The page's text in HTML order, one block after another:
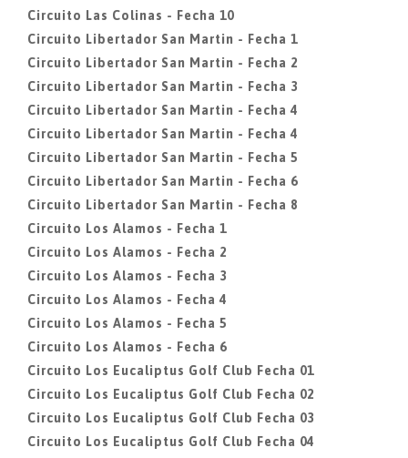
Circuito Las Colinas - Fecha 10
Circuito Libertador San Martin - Fecha 1
Circuito Libertador San Martin - Fecha 2
Circuito Libertador San Martin - Fecha 3
Circuito Libertador San Martin - Fecha 4
Circuito Libertador San Martin - Fecha 4
Circuito Libertador San Martin - Fecha 5
Circuito Libertador San Martin - Fecha 6
Circuito Libertador San Martin - Fecha 8
Circuito Los Alamos - Fecha 1
Circuito Los Alamos - Fecha 2
Circuito Los Alamos - Fecha 3
Circuito Los Alamos - Fecha 4
Circuito Los Alamos - Fecha 5
Circuito Los Alamos - Fecha 6
Circuito Los Eucaliptus Golf Club Fecha 01
Circuito Los Eucaliptus Golf Club Fecha 02
Circuito Los Eucaliptus Golf Club Fecha 03
Circuito Los Eucaliptus Golf Club Fecha 04